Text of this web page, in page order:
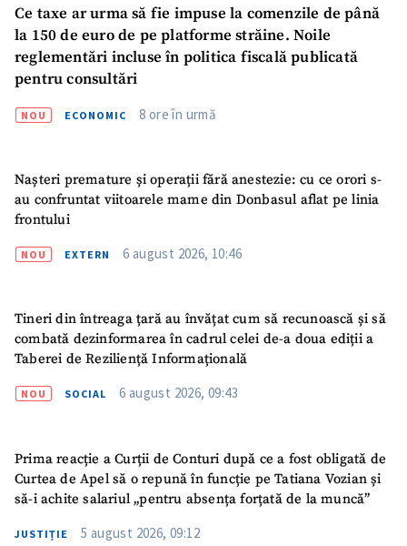
Ce taxe ar urma să fie impuse la comenzile de până
la 150 de euro de pe platforme străine. Noile
reglementări incluse în politica fiscală publicată
pentru consultări
NOU ECONOMIC 8 ore în urmă
Nașteri premature și operații fără anestezie: cu ce orori s-
au confruntat viitoarele mame din Donbasul aflat pe linia
frontului
NOU EXTERN 6 august 2026, 10:46
Tineri din întreaga țară au învățat cum să recunoască și să
combată dezinformarea în cadrul celei de-a doua ediții a
Taberei de Reziliență Informațională
NOU SOCIAL 6 august 2026, 09:43
Prima reacție a Curții de Conturi după ce a fost obligată de
Curtea de Apel să o repună în funcție pe Tatiana Vozian și
să-i achite salariul „pentru absența forțată de la muncă”
JUSTIȚIE 5 august 2026, 09:12
ȘTIREA MEA
Titlu știre
+ Adaugă titlu
Sursă anonimă
Telefon
+ Telefon personal
acord cupolitica de